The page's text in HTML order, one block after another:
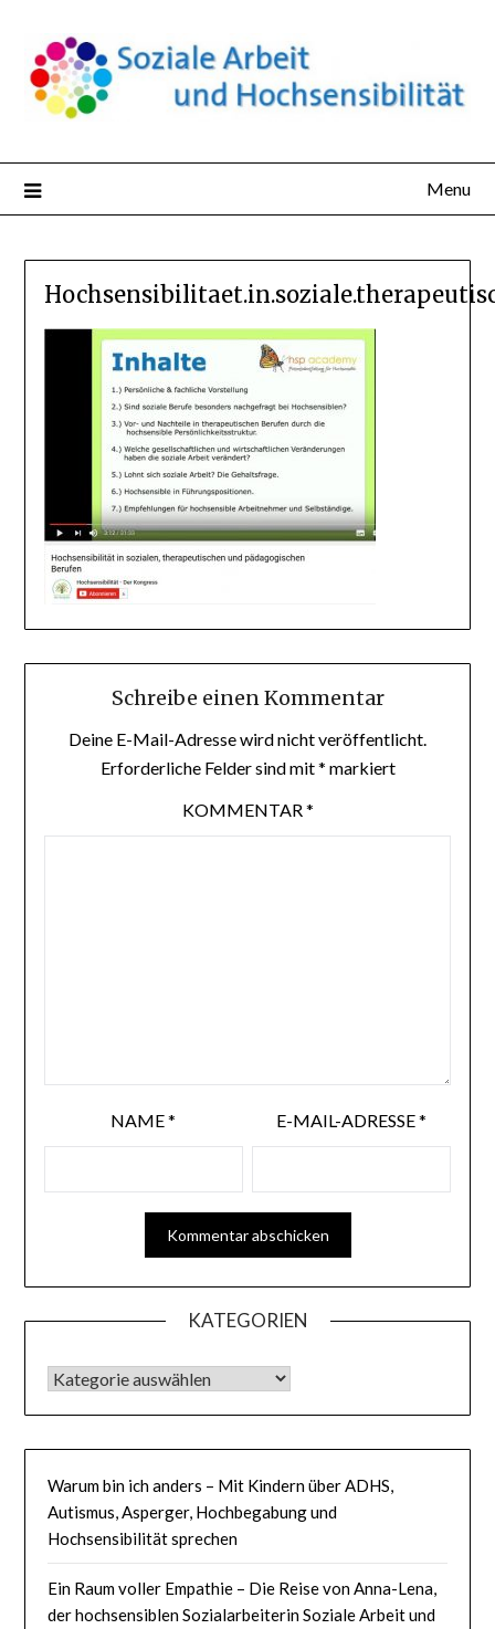
content
Menu
Schreibe einen Kommentar
Deine E-Mail-Adresse wird nicht veröffentlicht.
Erforderliche Felder sind mit* markiert
KOMMENTAR *
NAME* E-MAIL-ADRESSE*
KATEGORIEN
KATEGORIEN
Warum bin ich anders – Mit Kindern über ADHS,
Autismus, Asperger, Hochbegabung und
Hochsensibilität sprechen
Ein Raum voller Empathie – Die Reise von Anna-Lena,
der hochsensiblen Sozialarbeiterin Soziale Arbeit und